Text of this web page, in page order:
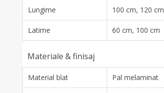
Lungime 100 cm, 120 cm
Latime 60 cm, 100 cm
Materiale & finisaj
Material blat Pal melaminat